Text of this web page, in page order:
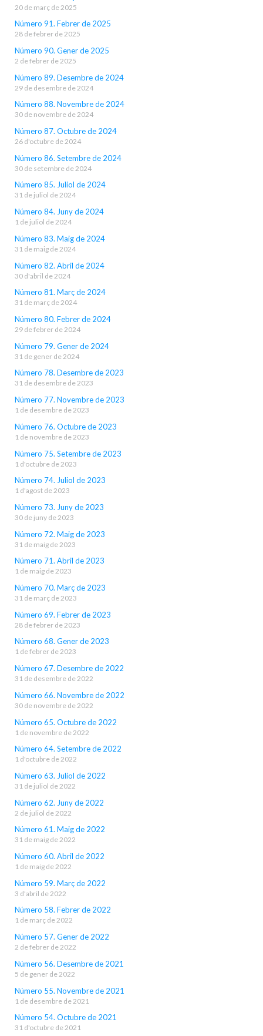
20 de març de 2025
Número 91. Febrer de 2025
28 de febrer de 2025
Número 90. Gener de 2025
2 de febrer de 2025
Número 89. Desembre de 2024
29 de desembre de 2024
Número 88. Novembre de 2024
30 de novembre de 2024
Número 87. Octubre de 2024
26 d'octubre de 2024
Número 86. Setembre de 2024
30 de setembre de 2024
Número 85. Juliol de 2024
31 de juliol de 2024
Número 84. Juny de 2024
1 de juliol de 2024
Número 83. Maig de 2024
31 de maig de 2024
Número 82. Abril de 2024
30 d'abril de 2024
Número 81. Març de 2024
31 de març de 2024
Número 80. Febrer de 2024
29 de febrer de 2024
Número 79. Gener de 2024
31 de gener de 2024
Número 78. Desembre de 2023
31 de desembre de 2023
Número 77. Novembre de 2023
1 de desembre de 2023
Número 76. Octubre de 2023
1 de novembre de 2023
Número 75. Setembre de 2023
1 d'octubre de 2023
Número 74. Juliol de 2023
1 d'agost de 2023
Número 73. Juny de 2023
30 de juny de 2023
Número 72. Maig de 2023
31 de maig de 2023
Número 71. Abril de 2023
1 de maig de 2023
Número 70. Març de 2023
31 de març de 2023
Número 69. Febrer de 2023
28 de febrer de 2023
Número 68. Gener de 2023
1 de febrer de 2023
Número 67. Desembre de 2022
31 de desembre de 2022
Número 66. Novembre de 2022
30 de novembre de 2022
Número 65. Octubre de 2022
1 de novembre de 2022
Número 64. Setembre de 2022
1 d'octubre de 2022
Número 63. Juliol de 2022
31 de juliol de 2022
Número 62. Juny de 2022
2 de juliol de 2022
Número 61. Maig de 2022
31 de maig de 2022
Número 60. Abril de 2022
1 de maig de 2022
Número 59. Març de 2022
3 d'abril de 2022
Número 58. Febrer de 2022
1 de març de 2022
Número 57. Gener de 2022
2 de febrer de 2022
Número 56. Desembre de 2021
5 de gener de 2022
Número 55. Novembre de 2021
1 de desembre de 2021
Número 54. Octubre de 2021
31 d'octubre de 2021